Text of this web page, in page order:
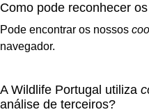
Como pode reconhecer os
Pode encontrar os nossos
navegador.
A Wildlife Portugal utiliza
análise de terceiros?